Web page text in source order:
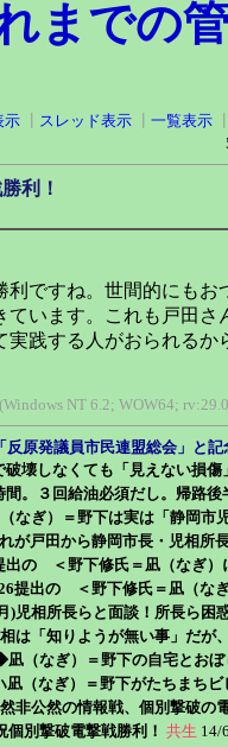
までの
示 スレッド表示 一覧表示
利！
利ですね。世間的にも
ています。これも戸田
実践する人がおられる
NT 6.2; WOW64;
反原発議員市民連盟総会」と
壊しなくても「見えない損
。３回給油必須だし。帰路後
なぎ）＝野下は実は「静岡市
が戸田から静岡市長・児相所
の ＜野下修氏＝凪（なぎ）
提出の ＜野下修氏＝凪（な
)児相所長らと面談！所長ら困
は「知りようが無い事」だが
（なぎ）＝野下の自宅とお
（なぎ）＝野下がたちまち
非公然の情報戦、個別撃破の
個別撃破電撃戦勝利！ 共生 14/